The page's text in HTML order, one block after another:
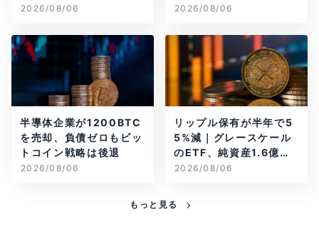
当のBTCが盗難
2026/08/06 2026/08/06
半導体企業が1200BTC
を売却、負債ゼロもビッ
トコイン戦略は後退
2026/08/06
リップル保有が半年で5
5%減｜グレースケール
のETF、純資産1.6億ド
ル減
2026/08/06
もっと見る